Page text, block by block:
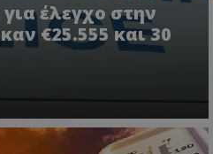
έλεγχο στην
€25.555 και 30